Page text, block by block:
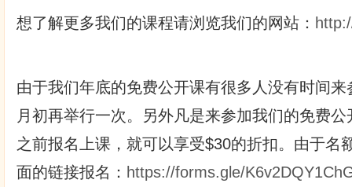
想了解更多我们的课程请浏览我们的网站：
由于我们年底的免费公开课有很多人没有时间
月初再举行一次。另外凡是来参加我们的免费
之前报名上课，就可以享受$30的折扣。由于名
面的链接报名： https://forms.gle/